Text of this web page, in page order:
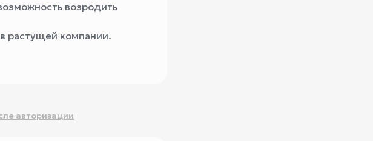
возродить
растущей компании.
авторизации